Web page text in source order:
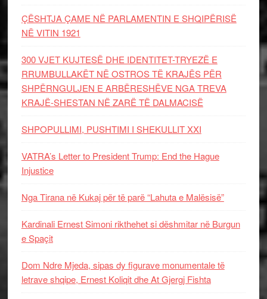
ÇËSHTJA ÇAME NË PARLAMENTIN E SHQIPËRISË
NË VITIN 1921
300 VJET KUJTESË DHE IDENTITET-TRYEZË E
RRUMBULLAKËT NË OSTROS TË KRAJËS PËR
SHPËRNGULJEN E ARBËRESHËVE NGA TREVA
KRAJË-SHESTAN NË ZARË TË DALMACISË
SHPOPULLIMI, PUSHTIMI I SHEKULLIT XXI
VATRA’s Letter to President Trump: End the Hague
Injustice
Nga Tirana në Kukaj për të parë “Lahuta e Malësisë”
Kardinali Ernest Simoni rikthehet si dëshmitar në Burgun
e Spaçit
Dom Ndre Mjeda, sipas dy figurave monumentale të
letrave shqipe, Ernest Koliqit dhe At Gjergj Fishta